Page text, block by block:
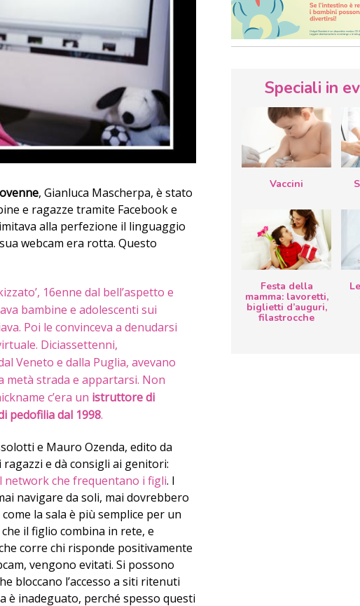
, Gianluca Mascherpa, è stato
e ragazze tramite Facebook e
alla perfezione il linguaggio
webcam era rotta. Questo
16enne dal bell’aspetto e
bambine e adolescenti sui
Poi le convinceva a denudarsi
Diciassettenni,
Veneto e dalla Puglia, avevano
metà strada e appartarsi. Non
c’era un istruttore di
pedofilia dal 1998.
e Mauro Ozenda, edito da
e dà consigli ai genitori:
network che frequentano i figli. I
navigare da soli, mai dovrebbero
la sala è più semplice per un
il figlio combina in rete, e
corre chi risponde positivamente
vengono evitati. Si possono
bloccano l’accesso a siti ritenuti
è inadeguato, perché spesso questi
Speciali in
Vaccini
Festa della
mamma: lavoretti,
biglietti d’auguri,
filastrocche